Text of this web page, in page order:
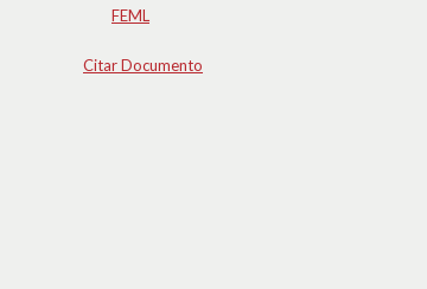
FEML
Citar Documento